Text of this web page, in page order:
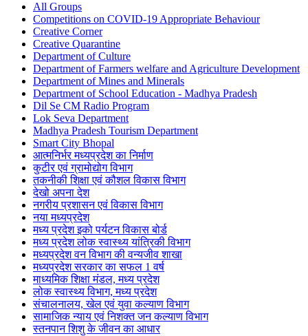
All Groups
Competitions on COVID-19 Appropriate Behaviour
Creative Corner
Creative Quarantine
Department of Culture
Department of Farmers welfare and Agriculture Development
Department of Mines and Minerals
Department of School Education - Madhya Pradesh
Dil Se CM Radio Program
Lok Seva Department
Madhya Pradesh Tourism Department
Smart City Bhopal
आत्मनिर्भर मध्यप्रदेश का निर्माण
कुटीर एवं ग्रामोद्योग विभाग
तकनीकी शिक्षा एवं कौशल विकास विभाग
देखो अपना देश
नगरीय प्रशासन एवं विकास विभाग
नया मध्यप्रदेश
मध्य प्रदेश इको पर्यटन विकास बोर्ड
मध्य प्रदेश लोक स्वास्थ्य यांत्रिकी विभाग
मध्यप्रदेश वन विभाग की वन्यजीव शाखा
मध्यप्रदेश सरकार का सफल 1 वर्ष
माध्यमिक शिक्षा मंडल, मध्य प्रदेश
लोक स्वास्थ्य विभाग, मध्य प्रदेश
संचालनालय, खेल एवं युवा कल्याण विभाग
सामाजिक न्याय एवं निशक्त जन कल्याण विभाग
स्तनपान शिशु के जीवन का आधार